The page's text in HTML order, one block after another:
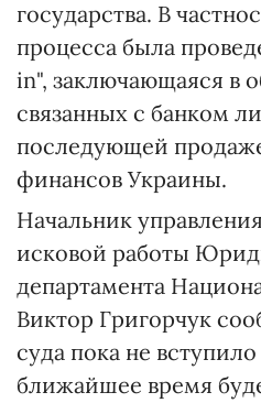
государства. В
процесса была
in", заключающаяся в
связанных с банком
последующей
финансов Украины.
Начальник
исковой работы
департамента
Виктор Григорчук
суда пока не
ближайшее время